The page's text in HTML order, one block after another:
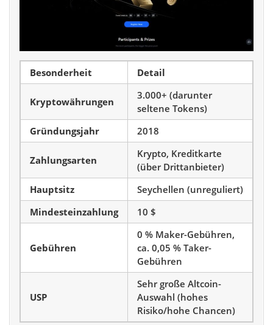
Besonderheit Detail
Kryptowährungen
3.000+ (darunter
seltene Tokens)
Gründungsjahr
2018
Zahlungsarten
Krypto, Kreditkarte
(über Drittanbieter)
Hauptsitz
Seychellen (unreguliert)
Mindesteinzahlung
10 $
Gebühren
0 % Maker-Gebühren,
ca. 0,05 % Taker-
Gebühren
USP
Sehr große Altcoin-
Auswahl (hohes
Risiko/hohe Chancen)